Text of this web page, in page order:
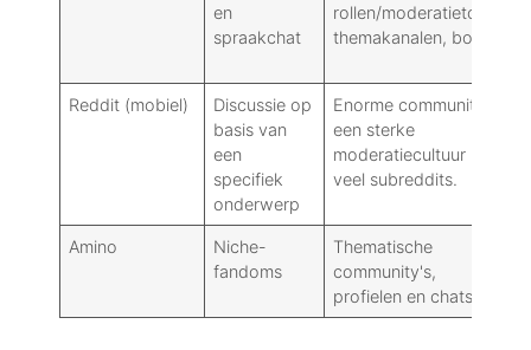
en
spraakchat
rollen/moderatietools,
themakanalen, bots
Reddit (mobiel)
Discussie op
basis van
een
specifiek
onderwerp
Enorme community's,
een sterke
moderatiecultuur in
veel subreddits.
Amino
Niche-
fandoms
Thematische
community's,
profielen en chats